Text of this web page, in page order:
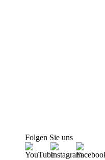
Folgen Sie uns